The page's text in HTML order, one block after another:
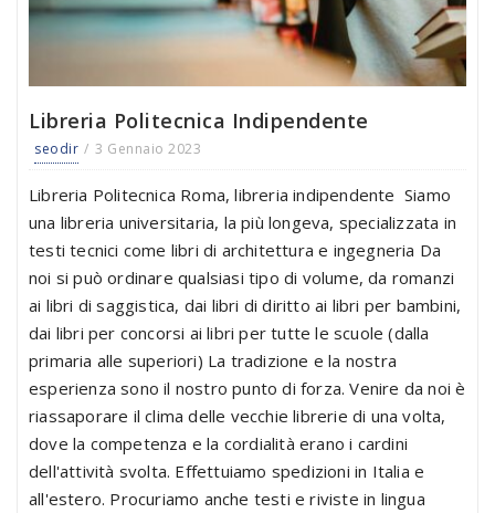
Libreria Politecnica Indipendente
seodir 3 Gennaio 2023
Libreria Politecnica Roma, libreria indipendente Siamo
una libreria universitaria, la più longeva, specializzata in
testi tecnici come libri di architettura e ingegneria Da
noi si può ordinare qualsiasi tipo di volume, da romanzi
ai libri di saggistica, dai libri di diritto ai libri per bambini,
dai libri per concorsi ai libri per tutte le scuole (dalla
primaria alle superiori) La tradizione e la nostra
esperienza sono il nostro punto di forza. Venire da noi è
riassaporare il clima delle vecchie librerie di una volta,
dove la competenza e la cordialità erano i cardini
dell'attività svolta. Effettuiamo spedizioni in Italia e
all'estero. Procuriamo anche testi e riviste in lingua